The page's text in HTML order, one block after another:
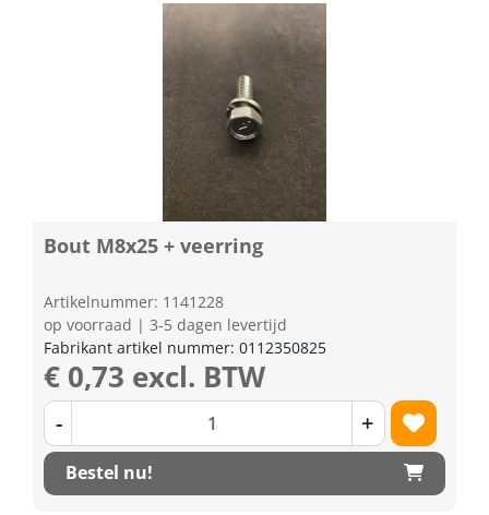
Bout M8x25 + veerring
Artikelnummer: 1141228
op voorraad | 3-5 dagen levertijd
Fabrikant artikel nummer: 0112350825
€ 0,73 excl. BTW
- +
Bestel nu!